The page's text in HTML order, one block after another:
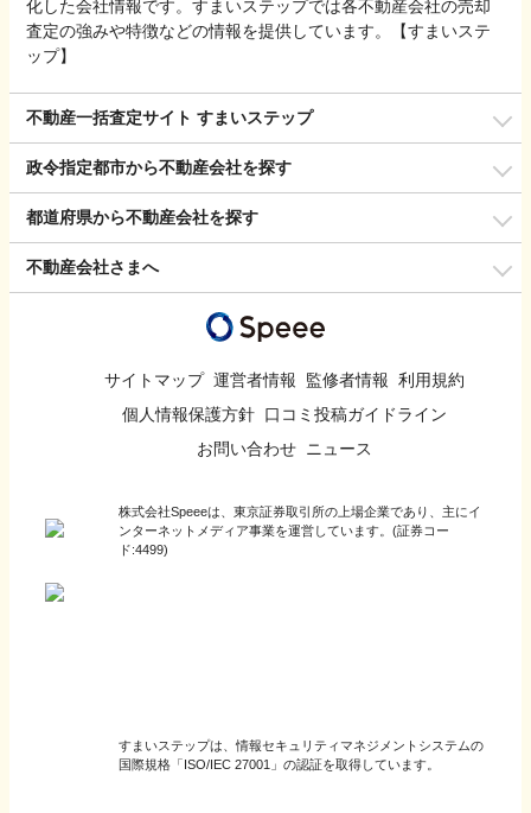
化した会社情報です。すまいステップでは各不動産会社の売却
査定の強みや特徴などの情報を提供しています。【すまいステ
ップ】
不動産一括査定サイト すまいステップ
政令指定都市から不動産会社を探す
都道府県から不動産会社を探す
不動産会社さまへ
サイトマップ 運営者情報 監修者情報 利用規約
個人情報保護方針 口コミ投稿ガイドライン
お問い合わせ ニュース
株式会社Speeeは、東京証券取引所の上場企業であり、主にイ
ンターネットメディア事業を運営しています。(証券コー
ド:4499)
すまいステップは、情報セキュリティマネジメントシステムの
国際規格「ISO/IEC 27001」の認証を取得しています。